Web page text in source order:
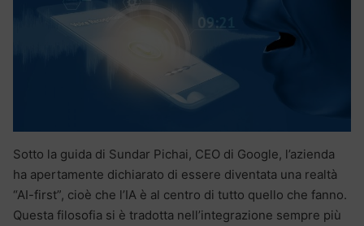
Sotto la guida di Sundar Pichai, CEO di Google, l’azienda
ha apertamente dichiarato di essere diventata una realtà
“AI-first”, cioè che l’IA è al centro di tutto quello che fanno.
Questa filosofia si è tradotta nell’integrazione sempre più